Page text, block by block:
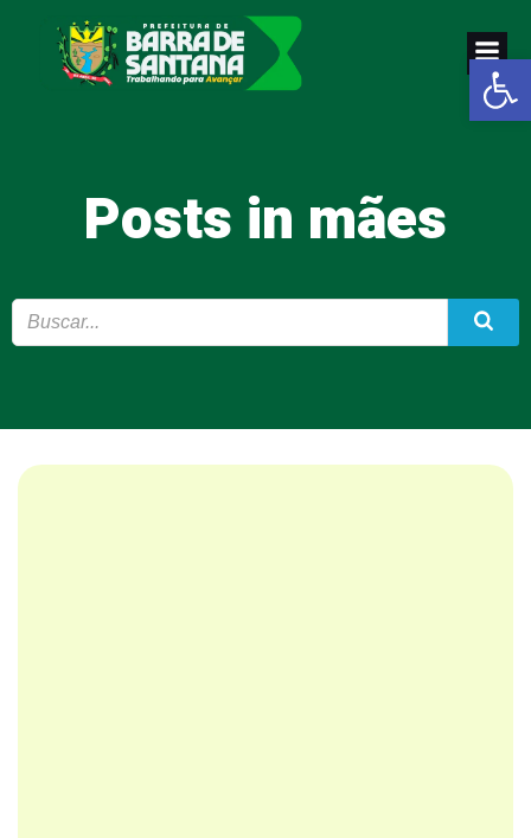
Abrir
Pular
para
o
conteúdo
Posts in mães